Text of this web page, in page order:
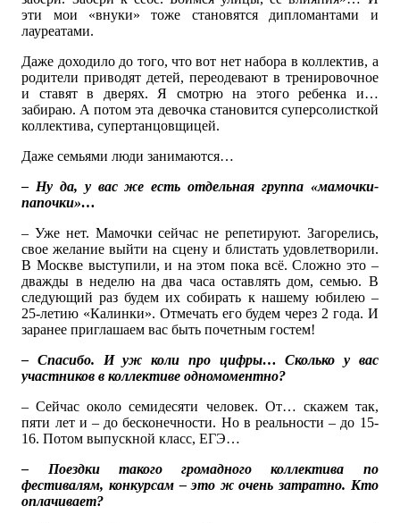
эти мои «внуки» тоже становятся дипломантами и
лауреатами.
Даже доходило до того, что вот нет набора в коллектив, а
родители приводят детей, переодевают в тренировочное
и ставят в дверях. Я смотрю на этого ребенка и…
забираю. А потом эта девочка становится суперсолисткой
коллектива, супертанцовщицей.
Даже семьями люди занимаются…
– Ну да, у вас же есть отдельная группа «мамочки-
папочки»…
– Уже нет. Мамочки сейчас не репетируют. Загорелись,
свое желание выйти на сцену и блистать удовлетворили.
В Москве выступили, и на этом пока всё. Сложно это –
дважды в неделю на два часа оставлять дом, семью. В
следующий раз будем их собирать к нашему юбилею –
25-летию «Калинки». Отмечать его будем через 2 года. И
заранее приглашаем вас быть почетным гостем!
– Спасибо. И уж коли про цифры… Сколько у вас
участников в коллективе одномоментно?
– Сейчас около семидесяти человек. От… скажем так,
пяти лет и – до бесконечности. Но в реальности – до 15-
16. Потом выпускной класс, ЕГЭ…
– Поездки такого громадного коллектива по
фестивалям, конкурсам – это ж очень затратно. Кто
оплачивает?